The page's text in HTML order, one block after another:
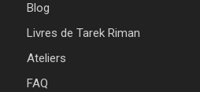
Blog
Livres de Tarek Riman
Ateliers
FAQ